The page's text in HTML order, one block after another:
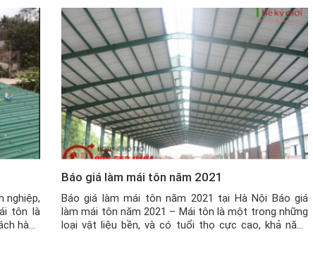
nghiệp,
tôn là
hàng
Báo giá làm mái tôn năm 2021
Báo giá làm mái tôn năm 2021 tại Hà Nội Báo giá
làm mái tôn năm 2021 – Mái tôn là một trong những
loại vật liệu bền, và có tuổi thọ cực cao, khả năng